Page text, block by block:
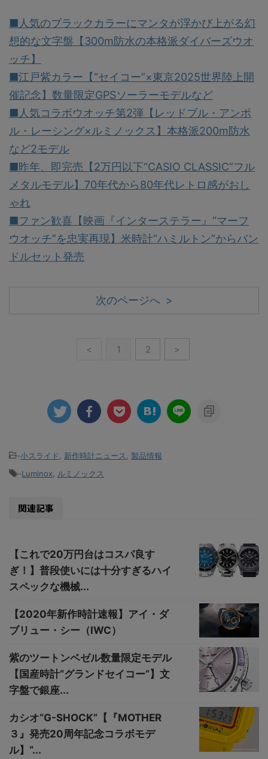
■人気のブラックカラーにマンタが浮かび上がる幻
想的な文字盤【300m防水の本格派ダイバーズウオ
ッチ】
■江戸紫カラー【“セイコー”×東京2025世界陸上開
催記念】数量限定GPSソーラーモデルなど
■人気コラボウオッチ第2弾【レッドブル・アンポ
ル・レーシング×ルミノックス】本格派200m防水
など2モデル
■昨年、即完売【2万円以下“CASIO CLASSIC”フル
メタルモデル】70年代から80年代レトロ感がおし
ゃれ
■ファン歓喜【映画『インターステラー』“マーフ
ウオッチ”を忠実再現】米時計“ハミルトン”からバン
ドルセット発売
次のページへ >
< 1 2 >
-小スライド, 新作時計ニュース, 製品情報
-Luminox, ルミノックス
関連記事
【これで20万円台はコスパ良す
ぎ！】普段使いには十分すぎるハイ
スペックな機械...
【2020年新作時計速報】アイ・ダ
ブリュー・シー（IWC）
紫のツートンベゼル数量限定モデル
【国産時計“グランドセイコー”】文
字盤で銀座...
カシオ“G-SHOCK”【『MOTHER
３』発売20周年記念コラボモデ
ル】“...